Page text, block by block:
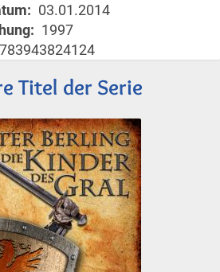
03.01.2014
1997
Titel der Serie